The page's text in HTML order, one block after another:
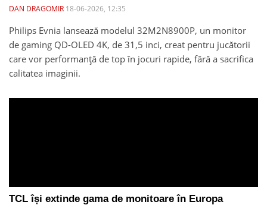
DAN DRAGOMIR 18-06-2026, 12:35
Philips Evnia lansează modelul 32M2N8900P, un monitor
de gaming QD-OLED 4K, de 31,5 inci, creat pentru jucătorii
care vor performanță de top în jocuri rapide, fără a sacrifica
calitatea imaginii.
TCL își extinde gama de monitoare în Europa